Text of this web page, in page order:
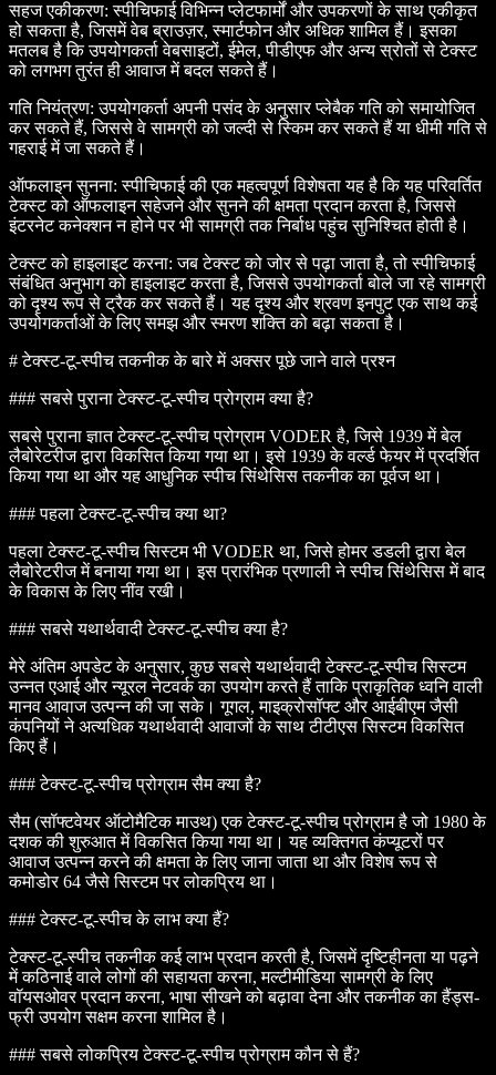
सहज एकीकरण: स्पीचिफाई विभिन्न प्लेटफार्मों और उपकरणों के साथ एकीकृत
हो सकता है, जिसमें वेब ब्राउज़र, स्मार्टफोन और अधिक शामिल हैं। इसका
मतलब है कि उपयोगकर्ता वेबसाइटों, ईमेल, पीडीएफ और अन्य स्रोतों से टेक्स्ट
को लगभग तुरंत ही आवाज में बदल सकते हैं।
गति नियंत्रण: उपयोगकर्ता अपनी पसंद के अनुसार प्लेबैक गति को समायोजित
कर सकते हैं, जिससे वे सामग्री को जल्दी से स्किम कर सकते हैं या धीमी गति से
गहराई में जा सकते हैं।
ऑफलाइन सुनना: स्पीचिफाई की एक महत्वपूर्ण विशेषता यह है कि यह परिवर्तित
टेक्स्ट को ऑफलाइन सहेजने और सुनने की क्षमता प्रदान करता है, जिससे
इंटरनेट कनेक्शन न होने पर भी सामग्री तक निर्बाध पहुंच सुनिश्चित होती है।
टेक्स्ट को हाइलाइट करना: जब टेक्स्ट को जोर से पढ़ा जाता है, तो स्पीचिफाई
संबंधित अनुभाग को हाइलाइट करता है, जिससे उपयोगकर्ता बोले जा रहे सामग्री
को दृश्य रूप से ट्रैक कर सकते हैं। यह दृश्य और श्रवण इनपुट एक साथ कई
उपयोगकर्ताओं के लिए समझ और स्मरण शक्ति को बढ़ा सकता है।
# टेक्स्ट-टू-स्पीच तकनीक के बारे में अक्सर पूछे जाने वाले प्रश्न
### सबसे पुराना टेक्स्ट-टू-स्पीच प्रोग्राम क्या है?
सबसे पुराना ज्ञात टेक्स्ट-टू-स्पीच प्रोग्राम VODER है, जिसे 1939 में बेल
लैबोरेटरीज द्वारा विकसित किया गया था। इसे 1939 के वर्ल्ड फेयर में प्रदर्शित
किया गया था और यह आधुनिक स्पीच सिंथेसिस तकनीक का पूर्वज था।
### पहला टेक्स्ट-टू-स्पीच क्या था?
पहला टेक्स्ट-टू-स्पीच सिस्टम भी VODER था, जिसे होमर डडली द्वारा बेल
लैबोरेटरीज में बनाया गया था। इस प्रारंभिक प्रणाली ने स्पीच सिंथेसिस में बाद
के विकास के लिए नींव रखी।
### सबसे यथार्थवादी टेक्स्ट-टू-स्पीच क्या है?
मेरे अंतिम अपडेट के अनुसार, कुछ सबसे यथार्थवादी टेक्स्ट-टू-स्पीच सिस्टम
उन्नत एआई और न्यूरल नेटवर्क का उपयोग करते हैं ताकि प्राकृतिक ध्वनि वाली
मानव आवाज उत्पन्न की जा सके। गूगल, माइक्रोसॉफ्ट और आईबीएम जैसी
कंपनियों ने अत्यधिक यथार्थवादी आवाजों के साथ टीटीएस सिस्टम विकसित
किए हैं।
### टेक्स्ट-टू-स्पीच प्रोग्राम सैम क्या है?
सैम (सॉफ्टवेयर ऑटोमैटिक माउथ) एक टेक्स्ट-टू-स्पीच प्रोग्राम है जो 1980 के
दशक की शुरुआत में विकसित किया गया था। यह व्यक्तिगत कंप्यूटरों पर
आवाज उत्पन्न करने की क्षमता के लिए जाना जाता था और विशेष रूप से
कमोडोर 64 जैसे सिस्टम पर लोकप्रिय था।
### टेक्स्ट-टू-स्पीच के लाभ क्या हैं?
टेक्स्ट-टू-स्पीच तकनीक कई लाभ प्रदान करती है, जिसमें दृष्टिहीनता या पढ़ने
में कठिनाई वाले लोगों की सहायता करना, मल्टीमीडिया सामग्री के लिए
वॉयसओवर प्रदान करना, भाषा सीखने को बढ़ावा देना और तकनीक का हैंड्स-
फ्री उपयोग सक्षम करना शामिल है।
### सबसे लोकप्रिय टेक्स्ट-टू-स्पीच प्रोग्राम कौन से हैं?